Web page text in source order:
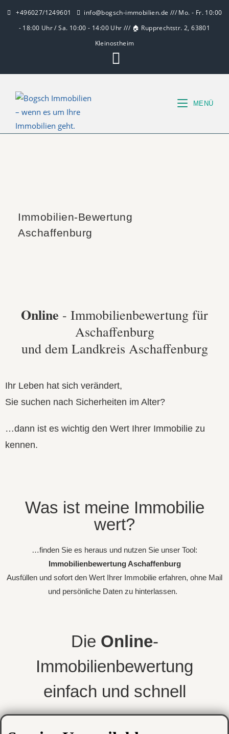
+496027/1249601
info@bogsch-immobilien.de /// Mo. - Fr. 10:00
- 18:00 Uhr / Sa. 10:00 - 14:00 Uhr /// 🏠 Rupprechtstr. 2, 63801
Kleinostheim
MENÜ
Immobilien-Bewertung
Aschaffenburg
Online - Immobilienbewertung für
Aschaffenburg
und dem Landkreis Aschaffenburg
Ihr Leben hat sich verändert,
Sie suchen nach Sicherheiten im Alter?
…dann ist es wichtig den Wert Ihrer Immobilie zu
kennen.
Was ist meine Immobilie
wert?
…finden Sie es heraus und nutzen Sie unser Tool:
Immobilienbewertung Aschaffenburg
Ausfüllen und sofort den Wert Ihrer Immobilie erfahren, ohne Mail
und persönliche Daten zu hinterlassen.
Die Online-
Immobilienbewertung
einfach und schnell